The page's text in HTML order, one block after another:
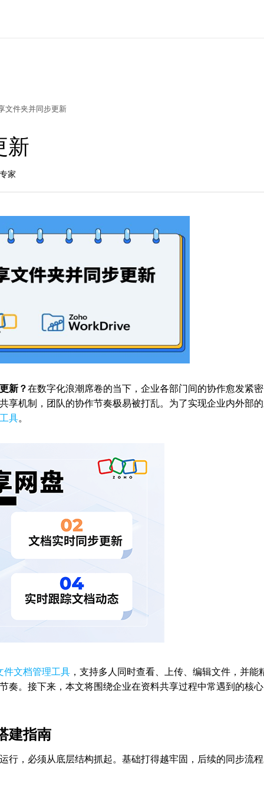
文件夹并同步更新
新
家
新？在数字化浪潮席卷的当下，企业各部门间的协作愈发紧
享机制，团队的协作节奏极易被打乱。为了实现企业内外部
具。
件文档管理工具 ，支持多人同时查看、上传、编辑文件，并能
奏。接下来，本文将围绕企业在资料共享过程中常遇到的核
建指南
行，必须从底层结构抓起。基础打得越牢固，后续的同步流